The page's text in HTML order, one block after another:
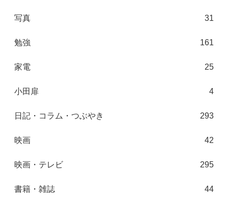
写真 31
勉強 161
家電 25
小田扉 4
日記・コラム・つぶやき 293
映画 42
映画・テレビ 295
書籍・雑誌 44